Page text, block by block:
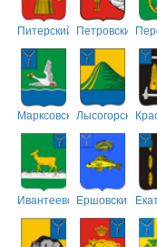
Питерский Петровский
МарксовскийЛысогорский
ИвантеевскийЕршовский